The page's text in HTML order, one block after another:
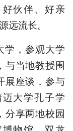
伙伴、好亲
远流长。
学，参观大学
与当地教授围
展座谈，参与
大学孔子学
分享两地校园